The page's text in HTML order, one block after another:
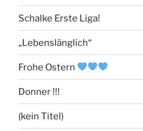
Schalke Erste Liga!
„Lebenslänglich“
Frohe Ostern
Donner !!!
(kein Titel)